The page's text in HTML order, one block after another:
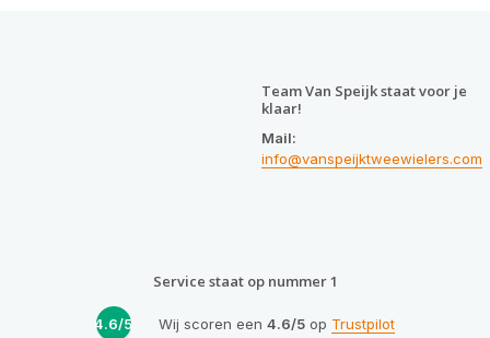
Team Van Speijk staat voor je
klaar!
Mail:
info@vanspeijktweewielers.com
Service staat op nummer 1
4.6/5 Wij scoren een 4.6/5op Trustpilot